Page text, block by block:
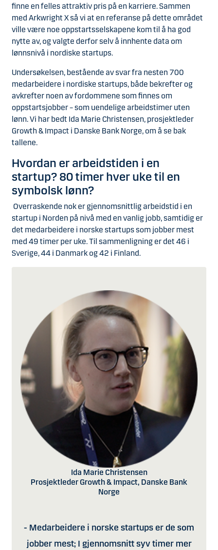
finne en felles attraktiv pris på en karriere. Sammen
med Arkwright X så vi at en referanse på dette området
ville være noe oppstartsselskapene kom til å ha god
nytte av, og valgte derfor selv å innhente data om
lønnsnivå i nordiske startups.
Undersøkelsen, bestående av svar fra nesten 700
medarbeidere i nordiske startups, både bekrefter og
avkrefter noen av fordommene som finnes om
oppstartsjobber – som uendelige arbeidstimer uten
lønn. Vi har bedt Ida Marie Christensen, prosjektleder
Growth & Impact i Danske Bank Norge, om å se bak
tallene.
Hvordan er arbeidstiden i en
startup? 80 timer hver uke til en
symbolsk lønn?
Overraskende nok er gjennomsnittlig arbeidstid i en
startup i Norden på nivå med en vanlig jobb, samtidig er
det medarbeidere i norske startups som jobber mest
med 49 timer per uke. Til sammenligning er det 46 i
Sverige, 44 i Danmark og 42 i Finland.
Ida Marie Christensen
Prosjektleder Growth & Impact, Danske Bank
Norge
- Medarbeidere i norske startups er de som
jobber mest; I gjennomsnitt syv timer mer